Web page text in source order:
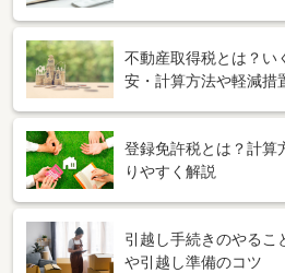
不動産取得税とは？い
安・計算方法や軽減措
登録免許税とは？計算
りやすく解説
引越し手続きのやるこ
や引越し準備のコツ